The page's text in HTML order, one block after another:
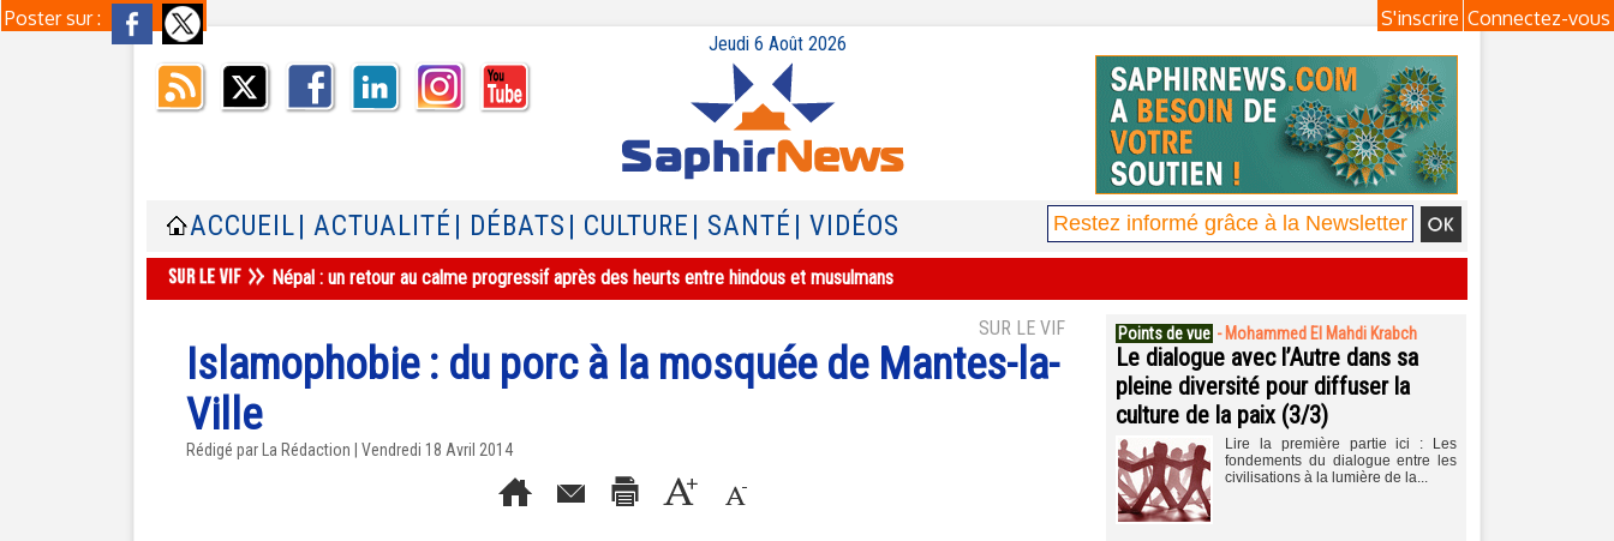
Poster sur : Connectez-vous
S'inscrire
Jeudi 6 Août 2026
ACCUEIL | ACTUALITÉ | DÉBATS | CULTURE | SANTÉ | VIDÉOS
Népal : un retour au calme progressif après des heurts entre hindous et musulmans
SUR LE VIF
Islamophobie : du porc à la mosquée de Mantes-la-
Ville
Rédigé par La Rédaction | Vendredi 18 Avril 2014
Points de vue - Mohammed El Mahdi Krabch
Le dialogue avec l’Autre dans sa
pleine diversité pour diffuser la
culture de la paix (3/3)
Lire la première partie ici : Les
fondements du dialogue entre les
civilisations à la lumière de la...